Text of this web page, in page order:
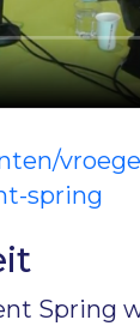
spring
Spring